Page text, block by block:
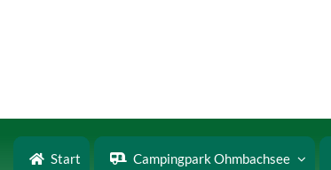
Start Campingpark Ohmbachsee